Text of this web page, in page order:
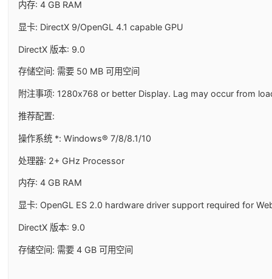
内存: 4 GB RAM
显卡: DirectX 9/OpenGL 4.1 capable GPU
DirectX 版本: 9.0
存储空间: 需要 50 MB 可用空间
附注事项: 1280x768 or better Display. Lag may occur from
推荐配置:
操作系统 *: Windows® 7/8/8.1/10
处理器: 2+ GHz Processor
内存: 4 GB RAM
显卡: OpenGL ES 2.0 hardware driver support required for
DirectX 版本: 9.0
存储空间: 需要 4 GB 可用空间